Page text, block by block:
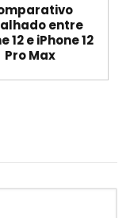
entre
12 e iPhone 12
Pro Max